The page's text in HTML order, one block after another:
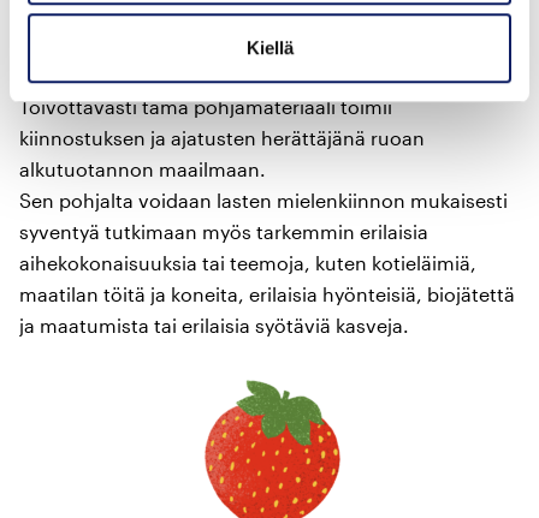
Kiellä
pölyttäjistä,
lieroista ja muista pellon asukkaista.
Toivottavasti tämä pohjamateriaali toimii
kiinnostuksen ja ajatusten herättäjänä ruoan
alkutuotannon maailmaan.
Sen pohjalta voidaan lasten mielenkiinnon mukaisesti
syventyä tutkimaan myös tarkemmin erilaisia
aihekokonaisuuksia tai teemoja, kuten kotieläimiä,
maatilan töitä ja koneita, erilaisia hyönteisiä, biojätettä
ja maatumista tai erilaisia syötäviä kasveja.